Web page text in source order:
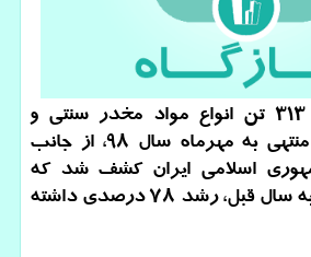
به گزارش نیازگاه ۳۱۳ تن انواع مواد مخدر سنتی و
صنعتی طی یكساله منتهی به مهرماه سال ۹۸، از جانب
اسلامی ایران كشف شد كه
نسبت به دوره مشابه سال قبل، رشد ۷۸ درصدی داشته